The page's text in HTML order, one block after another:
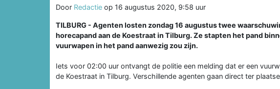
Door Redactie op 16 augustus 2020, 9:58 uur
TILBURG - Agenten losten zondag 16 augustus twee
horecapand aan de Koestraat in Tilburg. Ze stapten het pand
vuurwapen in het pand aanwezig zou zijn.
Iets voor 02:00 uur ontvangt de politie een melding dat er een
de Koestraat in Tilburg. Verschillende agenten gaan direct ter